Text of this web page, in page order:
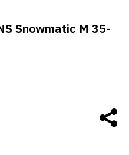
Snowmatic M 35-